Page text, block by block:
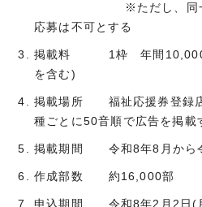
※ただし、同一事業
応募は不可とする
掲載料 1枠 年間10,000円
を含む)
掲載場所 福祉応援券登録店
種ごとに50音順で広告を掲載
掲載期間 令和8年8月から
作成部数 約16,000部
申込期間 令和8年2月2日(